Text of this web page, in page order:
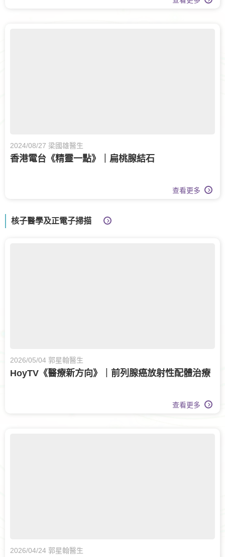
2024/08/27 梁國雄醫生
香港電台《精靈一點》｜扁桃腺結石
查看更多
核子醫學及正電子掃描
2026/05/04 郭星翰醫生
HoyTV《醫療新方向》｜前列腺癌放射性配體治療
查看更多
2026/04/24 郭星翰醫生